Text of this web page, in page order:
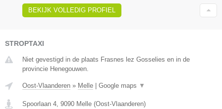
BEKIJK VOLLEDIG PROFIEL
STROPTAXI
Niet gevestigd in de plaats Frasnes lez Gosselies en in de
provincie Henegouwen.
Oost-Vlaanderen » Melle | Google maps ▼
Spoorlaan 4 9090 Melle (Oost-Vlaanderen)